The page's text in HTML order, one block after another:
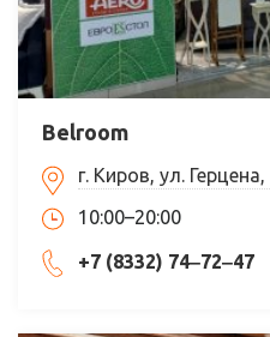
Belroom
г. Киров, ул.
10:00–20:00
+7 (8332) 74‒72‒47